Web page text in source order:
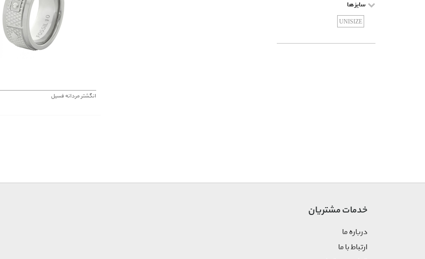
انگشتر مردانه فسیل
سایز ها
UNISIZE
خدمات مشتریان
درباره ما
ارتباط با ما